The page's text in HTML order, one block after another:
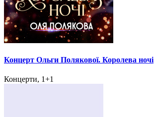
Концерт Ольги Полякової. Королева ночі
Концерти, 1+1